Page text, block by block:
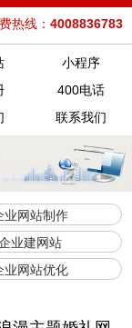
热线： 4008836783
小程序
400电话
联系我们
业网站制作
业建网站
业网站优化